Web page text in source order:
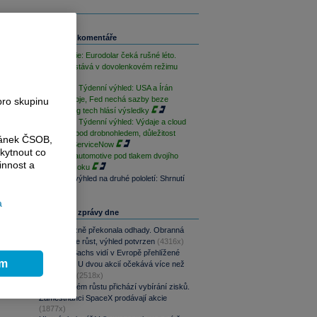
Související komentáře
FX Strategie: Eurodolar čeká rušné léto.
Koruna zůstává v dovolenkovém režimu
PODCAST Týdenní výhled: USA a Írán
přerušily boje, Fed nechá sazby beze
změny a big tech hlásí výsledky
PODCAST Týdenní výhled: Výdaje a cloud
Alphabetu pod drobnohledem, důležitost
výsledků ServiceNow
Evropský automotive pod tlakem dvojího
čínského šoku
Investiční výhled na druhé pololetí: Shrnutí
Nejčtenější zprávy dne
CSG výrazně překonala odhady. Obranná
divize táhne růst, výhled potvrzen (4316x)
Goldman Sachs vidí v Evropě přehlížené
příležitosti. U dvou akcií očekává více než
100% růst
(2518x)
Po raketovém růstu přichází vybírání zisků.
Zaměstnanci SpaceX prodávají akcie
(1877x)
skupinu
ČSOB,
co
a